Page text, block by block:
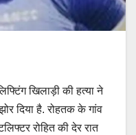
खिलाड़ी की हत्या ने
दिया है. रोहतक के गांव
रोहित की देर रात